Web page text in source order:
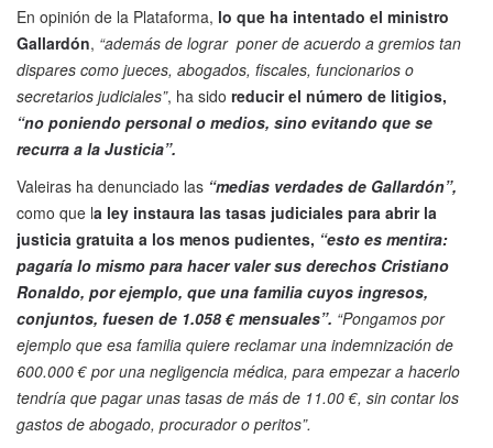
En opinión de la Plataforma, lo que ha intentado el ministro
Gallardón, “además de lograr poner de acuerdo a gremios tan
dispares como jueces, abogados, fiscales, funcionarios o
secretarios judiciales”, ha sido reducir el número de litigios,
“no poniendo personal o medios, sino evitando que se
recurra a la Justicia”.
Valeiras ha denunciado las “medias verdades de Gallardón”,
como que la ley instaura las tasas judiciales para abrir la
justicia gratuita a los menos pudientes, “esto es mentira:
pagaría lo mismo para hacer valer sus derechos Cristiano
Ronaldo, por ejemplo, que una familia cuyos ingresos,
conjuntos, fuesen de 1.058 € mensuales”. “Pongamos por
ejemplo que esa familia quiere reclamar una indemnización de
600.000 € por una negligencia médica, para empezar a hacerlo
tendría que pagar unas tasas de más de 11.00 €, sin contar los
gastos de abogado, procurador o peritos”.